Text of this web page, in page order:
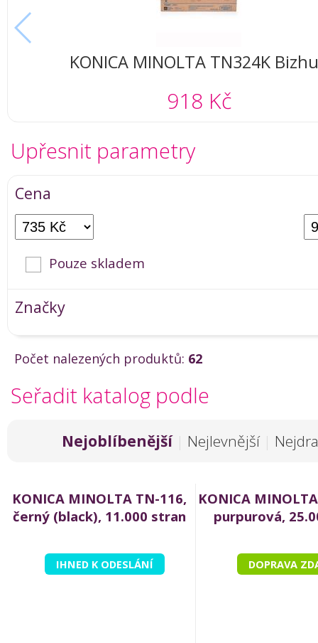
KONICA MINOLTA TN324K
918 Kč
Upřesnit parametry
Cena
Pouze skladem
Značky
Počet nalezených produktů: 62
Seřadit katalog podle
Nejoblíbenější | Nejlevnější |
KONICA MINOLTA TN-116,
černý (black), 11.000 stran
IHNED K ODESLÁNÍ
KONICA
purpurová,
DOPRAVA